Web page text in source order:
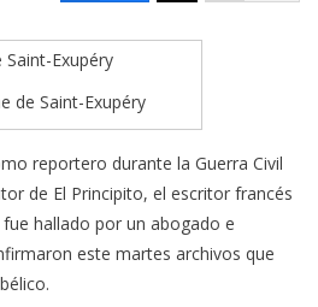
de Saint-Exupéry
reportero durante la Guerra Civil
de El Principito, el escritor francés
hallado por un abogado e
este martes archivos que